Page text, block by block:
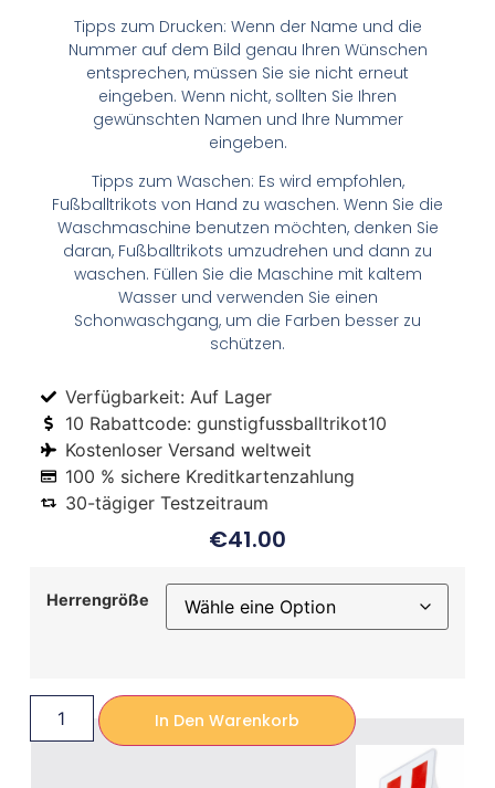
Tipps zum Drucken: Wenn der Name und die
Nummer auf dem Bild genau Ihren Wünschen
entsprechen, müssen Sie sie nicht erneut
eingeben. Wenn nicht, sollten Sie Ihren
gewünschten Namen und Ihre Nummer
eingeben.
Tipps zum Waschen: Es wird empfohlen,
Fußballtrikots von Hand zu waschen. Wenn Sie die
Waschmaschine benutzen möchten, denken Sie
daran, Fußballtrikots umzudrehen und dann zu
waschen. Füllen Sie die Maschine mit kaltem
Wasser und verwenden Sie einen
Schonwaschgang, um die Farben besser zu
schützen.
Verfügbarkeit: Auf Lager
10 Rabattcode: gunstigfussballtrikot10
Kostenloser Versand weltweit
100 % sichere Kreditkartenzahlung
30-tägiger Testzeitraum
€41.00
Herrengröße
In Den Warenkorb